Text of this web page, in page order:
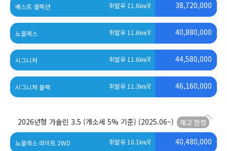
베스트 셀렉션 휘발유 11.6㎞/ℓ 38,720,000
노블레스 휘발유 11.6㎞/ℓ 40,880,000
시그니처 휘발유 11.6㎞/ℓ 44,580,000
시그니처 블랙 휘발유 11.3㎞/ℓ 46,160,000
2026년형 가솔린 3.5 (개소세 5% 기준) (2025.06~)
노블레스 라이트 2WD 휘발유 10.1 ㎞/ℓ 40,480,000